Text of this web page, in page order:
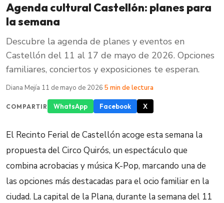
Agenda cultural Castellón: planes para
la semana
Descubre la agenda de planes y eventos en
Castellón del 11 al 17 de mayo de 2026. Opciones
familiares, conciertos y exposiciones te esperan.
Diana Mejía·11 de mayo de 2026·5 min de lectura
COMPARTIR WhatsApp Facebook X
El Recinto Ferial de Castellón acoge esta semana la
propuesta del Circo Quirós, un espectáculo que
combina acrobacias y música K-Pop, marcando una de
las opciones más destacadas para el ocio familiar en la
ciudad. La capital de la Plana, durante la semana del 11